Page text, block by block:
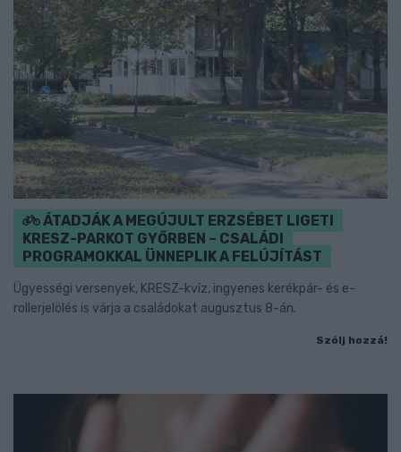
ÁTADJÁK A MEGÚJULT ERZSÉBET LIGETI
KRESZ-PARKOT GYŐRBEN – CSALÁDI
PROGRAMOKKAL ÜNNEPLIK A FELÚJÍTÁST
Ügyességi versenyek, KRESZ-kvíz, ingyenes kerékpár- és e-
rollerjelölés is várja a családokat augusztus 8-án.
Szólj hozzá!